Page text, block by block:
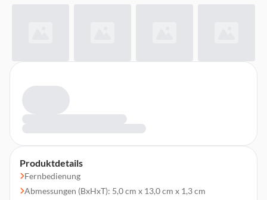
Produktdetails
Fernbedienung
Abmessungen (BxHxT): 5,0 cm x 13,0 cm x 1,3 cm